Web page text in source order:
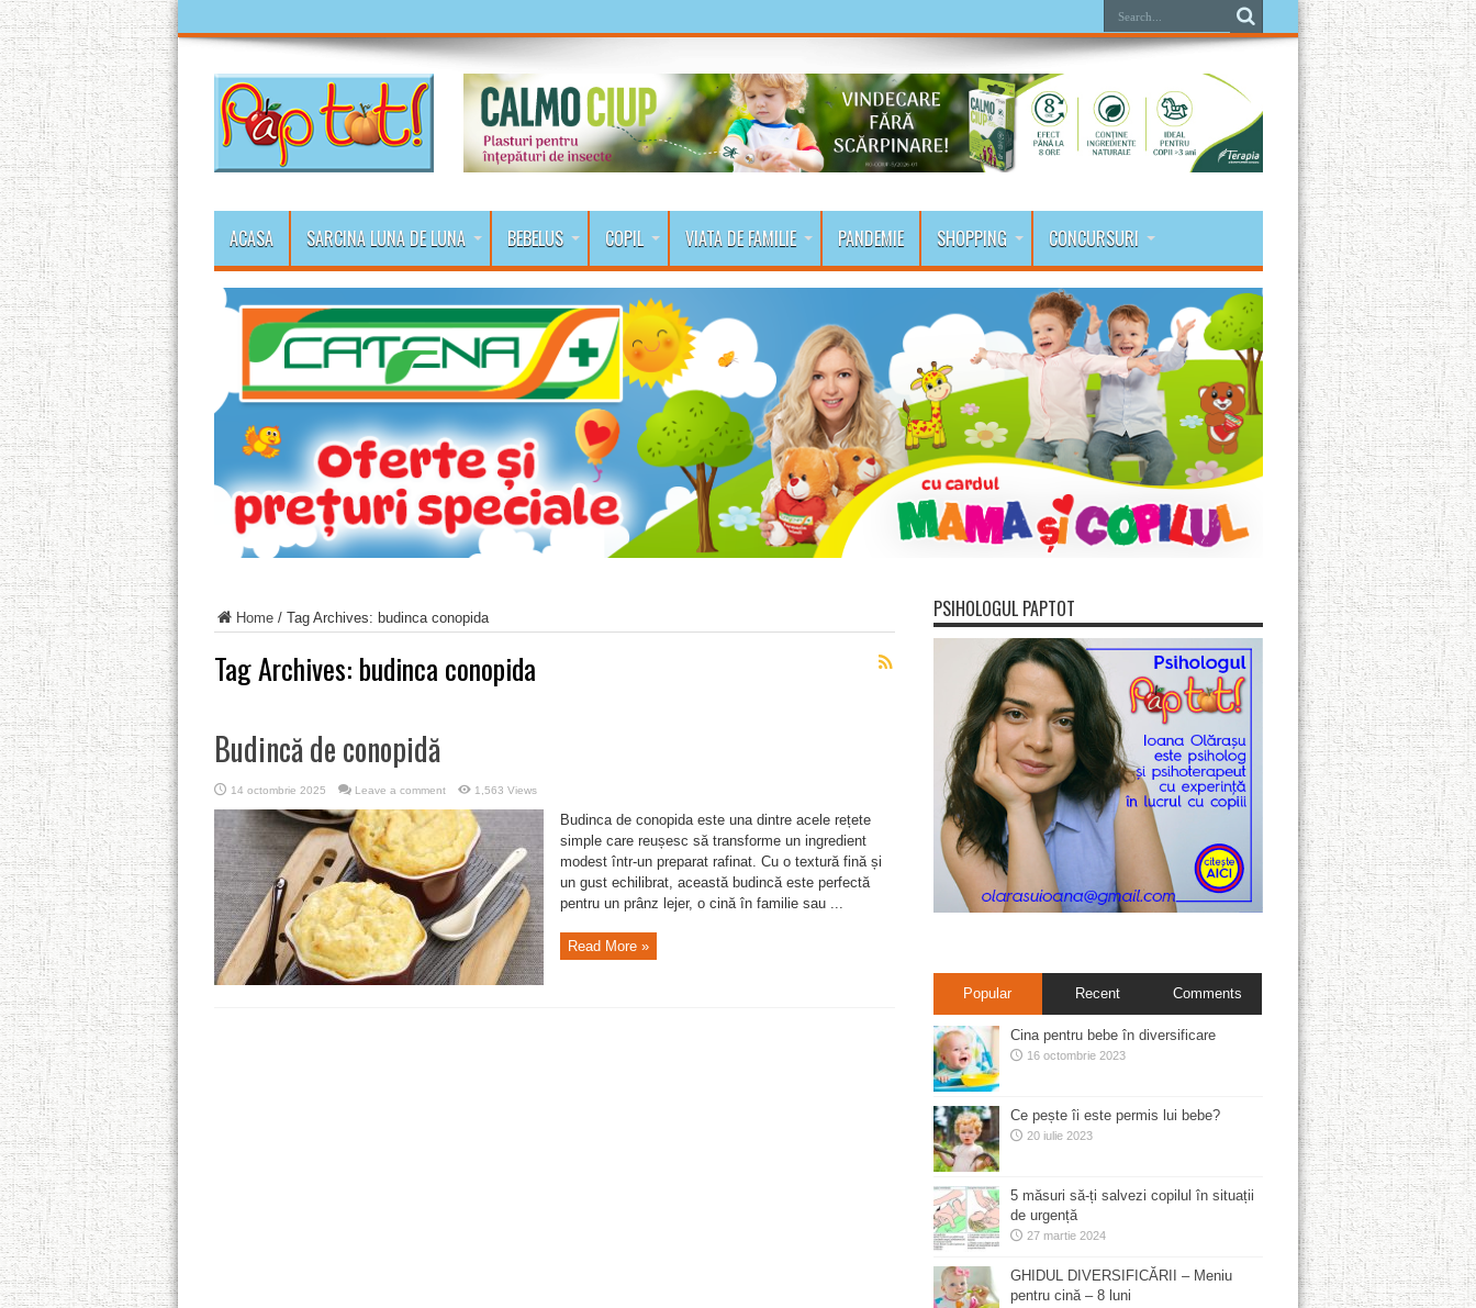
ACASA SARCINA LUNA DE LUNA BEBELUS COPIL VIATA DE FAMILIE PANDEMIE SHOPPING CONCURSURI
Home/ Tag Archives: budinca conopida
Tag Archives: budinca conopida
Budincă de conopidă
14 octombrie 2025 Leave a comment 1,563 Views
Budinca de conopida este una dintre acele rețete
simple care reușesc să transforme un ingredient
modest într-un preparat rafinat. Cu o textură fină și
un gust echilibrat, această budincă este perfectă
pentru un prânz lejer, o cină în familie sau ...
Read More »
PSIHOLOGUL PAPTOT
Popular Recent Comments
Cina pentru bebe în diversificare
16 octombrie 2023
Ce pește îi este permis lui bebe?
20 iulie 2023
5 măsuri să-ți salvezi copilul în situații
de urgență
27 martie 2024
GHIDUL DIVERSIFICĂRII – Meniu
pentru cină – 8 luni